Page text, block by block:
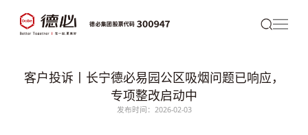
客户投诉丨长宁德必易园公区吸烟问题已响应，
专项整改启动中
发布时间：2026-02-03